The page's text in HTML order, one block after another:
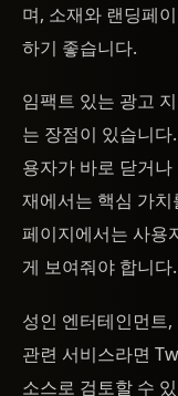
며, 소재와 랜딩페
하기 좋습니다.
임팩트 있는 광고
는 장점이 있습니
용자가 바로 닫거
재에서는 핵심 가
페이지에서는 사용
게 보여줘야 합니다.
성인 엔터테인먼트
관련 서비스라면
소스로 검토할 수